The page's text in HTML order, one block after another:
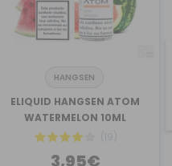
HANGSEN
ELIQUID HANGSEN ATOM
WATERMELON 10ML
(19)
3,95€